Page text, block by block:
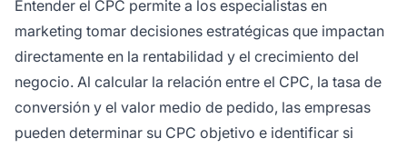
Entender el CPC permite a los especialistas en
marketing tomar decisiones estratégicas que impactan
directamente en la rentabilidad y el crecimiento del
negocio. Al calcular la relación entre el CPC, la tasa de
conversión y el valor medio de pedido, las empresas
pueden determinar su CPC objetivo e identificar si